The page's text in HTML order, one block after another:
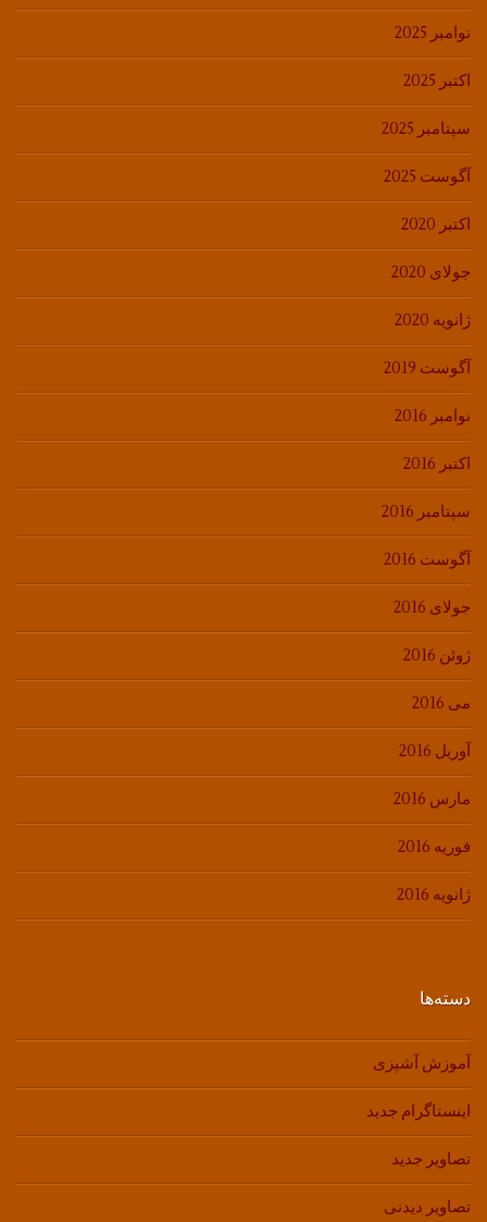
نوامبر 2025
اکتبر 2025
سپتامبر 2025
آگوست 2025
اکتبر 2020
جولای 2020
ژانویه 2020
آگوست 2019
نوامبر 2016
اکتبر 2016
سپتامبر 2016
آگوست 2016
جولای 2016
ژوئن 2016
می 2016
آوریل 2016
مارس 2016
فوریه 2016
ژانویه 2016
دسته‌ها
آموزش آشپزی
اینستاگرام جدید
تصاویر جدید
تصاویر دیدنی